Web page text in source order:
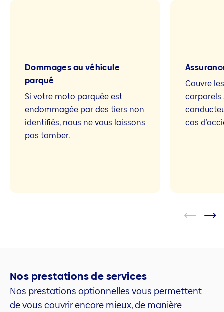
Dommages au véhicule
parqué
Si votre moto parquée est
endommagée par des tiers non
identifiés, nous ne vous laissons
pas tomber.
Couvre
corporels
cas
Nos prestations de services
Nos prestations optionnelles vous permettent
de vous couvrir encore mieux, de manière